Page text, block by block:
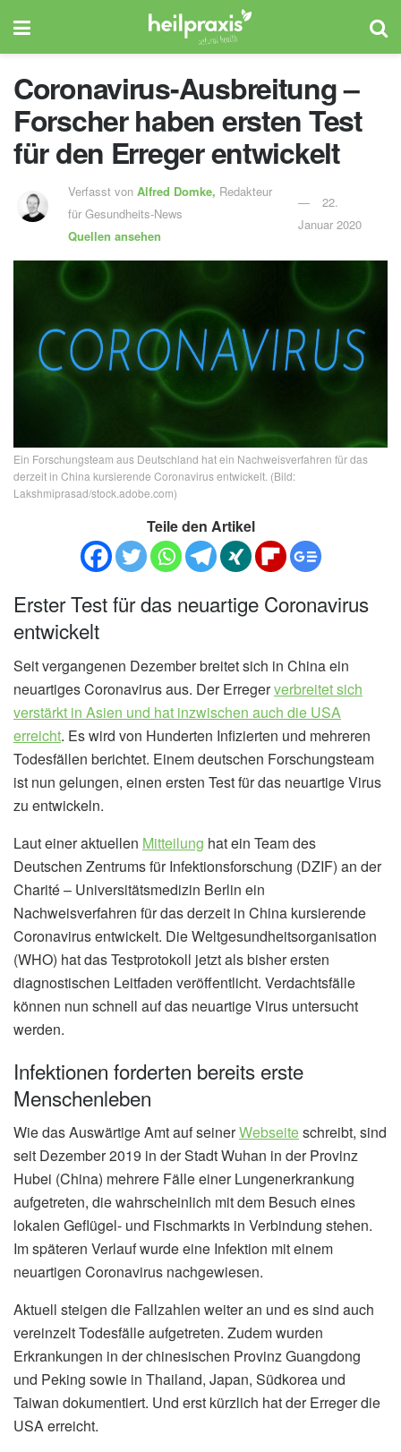
Coronavirus-Ausbreitung –
Forscher haben ersten Test
für den Erreger entwickelt
Verfasst von Alfred Domke, Redakteur
für Gesundheits-News
Quellen ansehen
22.
Januar 2020
Ein Forschungsteam aus Deutschland hat ein Nachweisverfahren für das
derzeit in China kursierende Coronavirus entwickelt. (Bild:
Lakshmiprasad/stock.adobe.com)
Teile den Artikel
Erster Test für das neuartige Coronavirus
entwickelt
Seit vergangenen Dezember breitet sich in China ein
neuartiges Coronavirus aus. Der Erregerverbreitet sich
verstärkt in Asien und hat inzwischen auch die USA
erreicht. Es wird von Hunderten Infizierten und mehreren
Todesfällen berichtet. Einem deutschen Forschungsteam
ist nun gelungen, einen ersten Test für das neuartige Virus
zu entwickeln.
Laut einer aktuellen Mitteilung hat ein Team des
Deutschen Zentrums für Infektionsforschung (DZIF) an der
Charité – Universitätsmedizin Berlin ein
Nachweisverfahren für das derzeit in China kursierende
Coronavirus entwickelt. Die Weltgesundheitsorganisation
(WHO) hat das Testprotokoll jetzt als bisher ersten
diagnostischen Leitfaden veröffentlicht. Verdachtsfälle
können nun schnell auf das neuartige Virus untersucht
werden.
Infektionen forderten bereits erste
Menschenleben
Wie das Auswärtige Amt auf seinerWebseiteschreibt, sind
seit Dezember 2019 in der Stadt Wuhan in der Provinz
Hubei (China) mehrere Fälle einer Lungenerkrankung
aufgetreten, die wahrscheinlich mit dem Besuch eines
lokalen Geflügel- und Fischmarkts in Verbindung stehen.
Im späteren Verlauf wurde eine Infektion mit einem
neuartigen Coronavirus nachgewiesen.
Aktuell steigen die Fallzahlen weiter an und es sind auch
vereinzelt Todesfälle aufgetreten. Zudem wurden
Erkrankungen in der chinesischen Provinz Guangdong
und Peking sowie in Thailand, Japan, Südkorea und
Taiwan dokumentiert. Und erst kürzlich hat der Erreger die
USA erreicht.